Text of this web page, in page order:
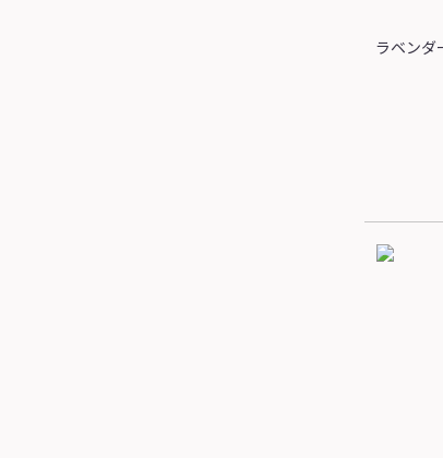
ラベンダ